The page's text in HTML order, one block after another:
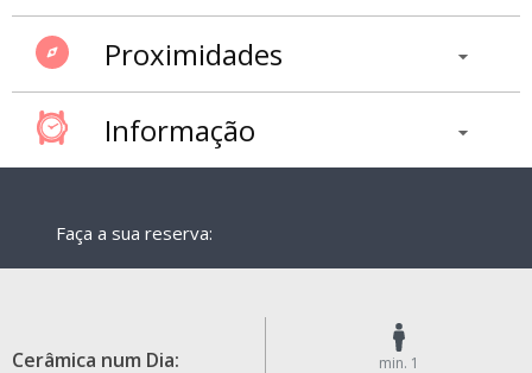
Proximidades
Informação
Faça a sua reserva:
Cerâmica num Dia:
min. 1